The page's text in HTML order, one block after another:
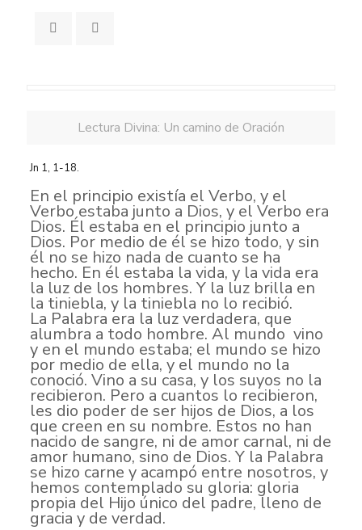
Lectura Divina: Un camino de Oración
Jn 1, 1-18.
En el principio existía el Verbo, y el
Verbo estaba junto a Dios, y el Verbo era
Dios. Él estaba en el principio junto a
Dios. Por medio de él se hizo todo, y sin
él no se hizo nada de cuanto se ha
hecho. En él estaba la vida, y la vida era
la luz de los hombres. Y la luz brilla en
la tiniebla, y la tiniebla no lo recibió.
La Palabra era la luz verdadera, que
alumbra a todo hombre. Al mundo vino
y en el mundo estaba; el mundo se hizo
por medio de ella, y el mundo no la
conoció. Vino a su casa, y los suyos no la
recibieron. Pero a cuantos lo recibieron,
les dio poder de ser hijos de Dios, a los
que creen en su nombre. Estos no han
nacido de sangre, ni de amor carnal, ni de
amor humano, sino de Dios. Y la Palabra
se hizo carne y acampó entre nosotros, y
hemos contemplado su gloria: gloria
propia del Hijo único del padre, lleno de
gracia y de verdad.